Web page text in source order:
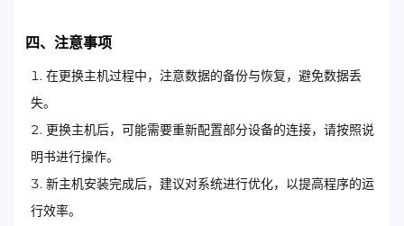
四、注意事项
在更换主机过程中，注意数据的备份与恢复，避免数据丢
失。
更换主机后，可能需要重新配置部分设备的连接，请按照说
明书进行操作。
新主机安装完成后，建议对系统进行优化，以提高程序的运
行效率。